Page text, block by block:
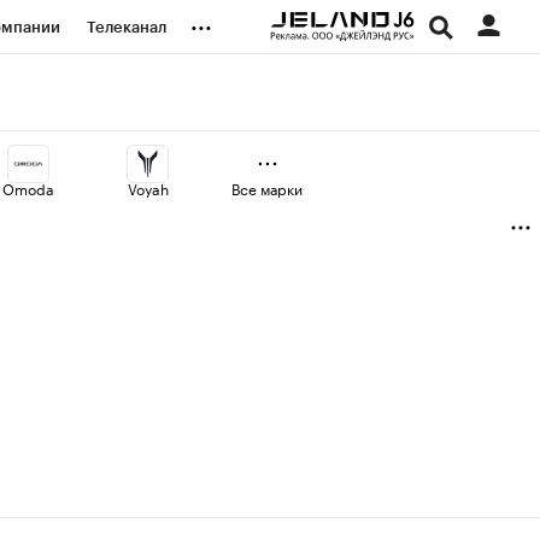
Телеканал ...
Omoda Voyah Все марки